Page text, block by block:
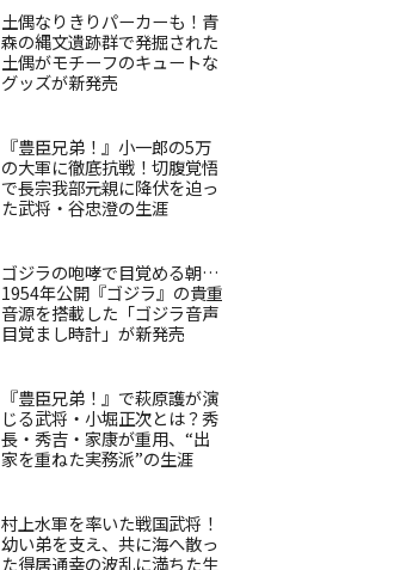
土偶なりきりパーカーも！青
森の縄文遺跡群で発掘された
土偶がモチーフのキュートな
グッズが新発売
『豊臣兄弟！』小一郎の5万
の大軍に徹底抗戦！切腹覚悟
で長宗我部元親に降伏を迫っ
た武将・谷忠澄の生涯
ゴジラの咆哮で目覚める朝…
1954年公開『ゴジラ』の貴重
音源を搭載した「ゴジラ音声
目覚まし時計」が新発売
『豊臣兄弟！』で萩原護が演
じる武将・小堀正次とは？秀
長・秀吉・家康が重用、“出
家を重ねた実務派”の生涯
村上水軍を率いた戦国武将！
幼い弟を支え、共に海へ散っ
た得居通幸の波乱に満ちた生